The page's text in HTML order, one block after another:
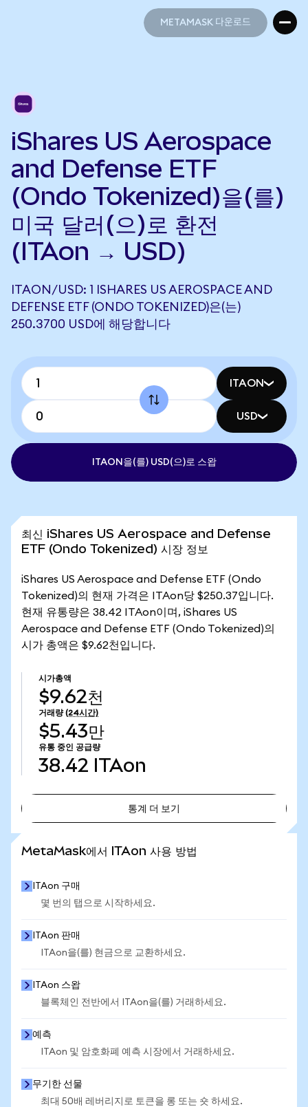
METAMASK 다운로드
iShares US Aerospace
and Defense ETF
(Ondo Tokenized)을(를)
미국 달러(으)로 환전
(ITAon → USD)
ITAON/USD: 1 ISHARES US AEROSPACE AND
DEFENSE ETF (ONDO TOKENIZED)은(는)
250.3700 USD에 해당합니다
ITAON
USD
ITAON을(를) USD(으)로 스왑
최신 iShares US Aerospace and Defense
ETF (Ondo Tokenized) 시장 정보
iShares US Aerospace and Defense ETF (Ondo
Tokenized)의 현재 가격은 ITAon당 $250.37입니다.
현재 유통량은 38.42 ITAon이며, iShares US
Aerospace and Defense ETF (Ondo Tokenized)의
시가 총액은 $9.62천입니다.
시가총액
$9.62천
거래량 (24시간)
$5.43만
유통 중인 공급량
38.42 ITAon
통계 더 보기
MetaMask에서 ITAon 사용 방법
ITAon 구매
몇 번의 탭으로 시작하세요.
ITAon 판매
ITAon을(를) 현금으로 교환하세요.
ITAon 스왑
블록체인 전반에서 ITAon을(를) 거래하세요.
예측
ITAon 및 암호화폐 예측 시장에서 거래하세요.
무기한 선물
최대 50배 레버리지로 토큰을 롱 또는 숏 하세요.